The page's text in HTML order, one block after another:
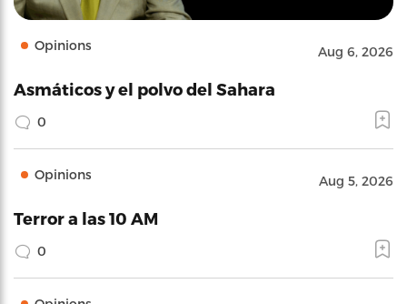
Opinions Aug 6, 2026
Asmáticos y el polvo del Sahara
0
Opinions Aug 5, 2026
Terror a las 10 AM
0